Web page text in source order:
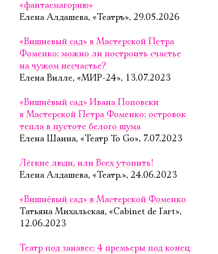
«фантасмагорию»
Елена Алдашева, «Театръ», 29.05.2026
«Вишневый сад» в Мастерской Петра
Фоменко: можно ли построить счастье
на чужом несчастье?
Елена Вилле, «МИР-24», 13.07.2023
«Вишнёвый сад» Ивана Поповски
в Мастерской Петра Фоменко: островок
тепла в пустоте белого шума
Елена Шаина, «Театр To Go», 7.07.2023
Лёгкие люди, или Всех утопить!
Елена Алдашева, «Театр.», 24.06.2023
«Вишнёвый сад» в Мастерской Фоменко
Татьяна Михальская, «Cabinet de l'art»,
12.06.2023
Театр под занавес: 4 премьеры под конец